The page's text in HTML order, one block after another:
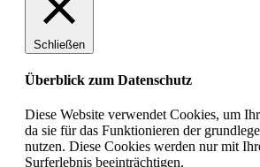
Schließen
Überblick zum Datenschutz
Diese Website verwendet Cookies, um
da sie für das Funktionieren der
nutzen. Diese Cookies werden nur mit
Surferlebnis beeinträchtigen.